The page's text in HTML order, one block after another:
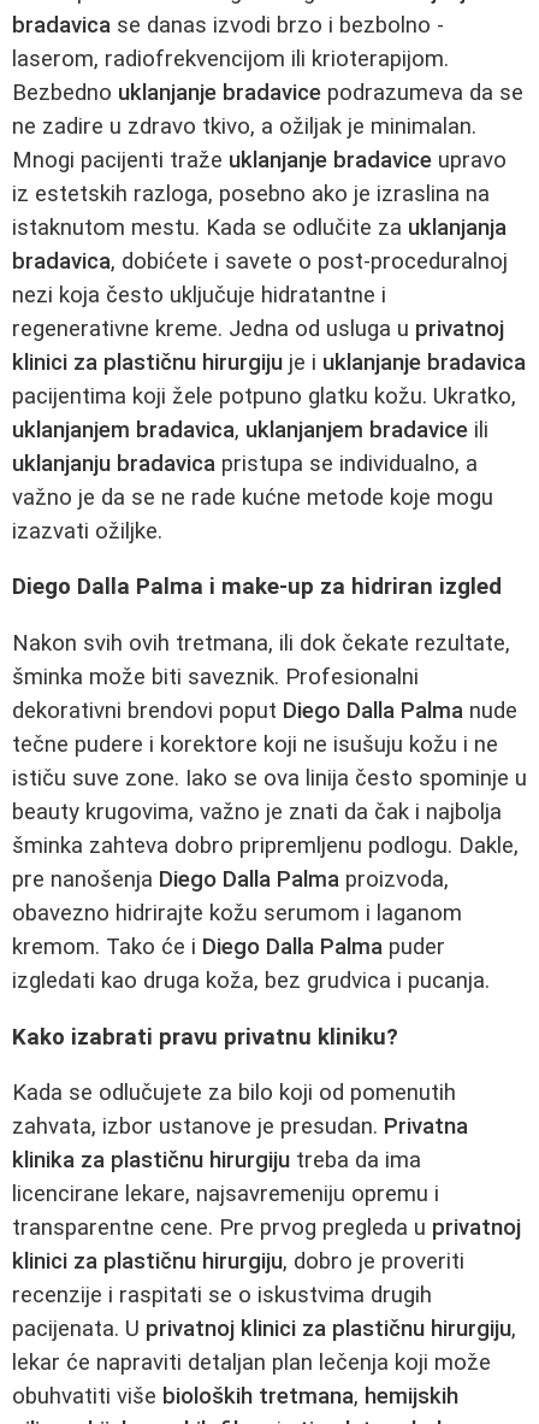
bradavica se danas izvodi brzo i bezbolno -
laserom, radiofrekvencijom ili krioterapijom.
Bezbedno uklanjanje bradavice podrazumeva da se
ne zadire u zdravo tkivo, a ožiljak je minimalan.
Mnogi pacijenti traže uklanjanje bradavice upravo
iz estetskih razloga, posebno ako je izraslina na
istaknutom mestu. Kada se odlučite za uklanjanja
bradavica, dobićete i savete o post‑proceduralnoj
nezi koja često uključuje hidratantne i
regenerativne kreme. Jedna od usluga u privatnoj
klinici za plastičnu hirurgiju je i uklanjanje bradavica
pacijentima koji žele potpuno glatku kožu. Ukratko,
uklanjanjem bradavica, uklanjanjem bradavice ili
uklanjanju bradavica pristupa se individualno, a
važno je da se ne rade kućne metode koje mogu
izazvati ožiljke.
Diego Dalla Palma i make‑up za hidriran izgled
Nakon svih ovih tretmana, ili dok čekate rezultate,
šminka može biti saveznik. Profesionalni
dekorativni brendovi poput Diego Dalla Palma nude
tečne pudere i korektore koji ne isušuju kožu i ne
ističu suve zone. Iako se ova linija često spominje u
beauty krugovima, važno je znati da čak i najbolja
šminka zahteva dobro pripremljenu podlogu. Dakle,
pre nanošenja Diego Dalla Palma proizvoda,
obavezno hidrirajte kožu serumom i laganom
kremom. Tako će i Diego Dalla Palma puder
izgledati kao druga koža, bez grudvica i pucanja.
Kako izabrati pravu privatnu kliniku?
Kada se odlučujete za bilo koji od pomenutih
zahvata, izbor ustanove je presudan. Privatna
klinika za plastičnu hirurgiju treba da ima
licencirane lekare, najsavremeniju opremu i
transparentne cene. Pre prvog pregleda u privatnoj
klinici za plastičnu hirurgiju, dobro je proveriti
recenzije i raspitati se o iskustvima drugih
pacijenata. U privatnoj klinici za plastičnu hirurgiju,
lekar će napraviti detaljan plan lečenja koji može
obuhvatiti više bioloških tretmana, hemijskih